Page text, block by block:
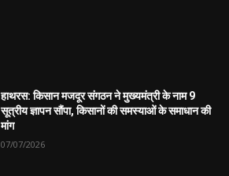
हाथरस: किसान मजदूर संगठन ने मुख्यमंत्री के नाम 9
सूत्रीय ज्ञापन सौंपा, किसानों की समस्याओं के समाधान की
मांग
07/07/2026